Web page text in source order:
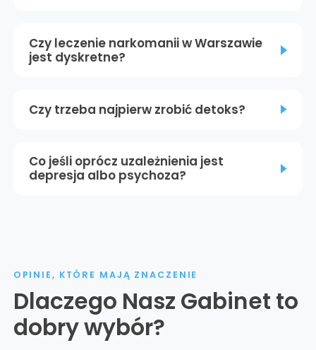
Czy leczenie narkomanii w Warszawie
jest dyskretne?
Czy trzeba najpierw zrobić detoks?
Co jeśli oprócz uzależnienia jest
depresja albo psychoza?
OPINIE, KTÓRE MAJĄ ZNACZENIE
Dlaczego Nasz Gabinet to
dobry wybór?